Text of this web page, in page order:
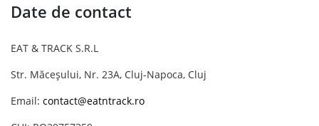
Date de contact
EAT & TRACK S.R.L
Str. Măceșului, Nr. 23A, Cluj-Napoca, Cluj
Email: contact@eatntrack.ro